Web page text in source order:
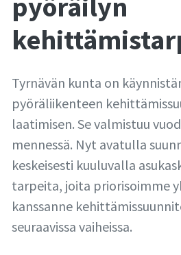
Tyrnävän kunta on
pyöräliikenteen
laatimisen. Se valmistuu
mennessä. Nyt avatulla
keskeisesti kuuluvalla
tarpeita, joita priorisoimme
kanssanne
seuraavissa vaiheissa.